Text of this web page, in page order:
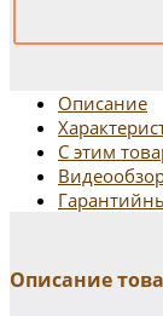
Описание
С этим
Описание